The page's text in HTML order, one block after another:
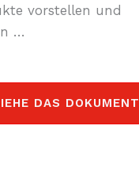
vorstellen und
…
DAS DOKUMENT